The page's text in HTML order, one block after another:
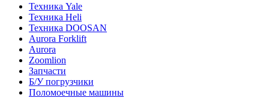
Техника Yale
Техника Heli
Техника DOOSAN
Aurora Forklift
Aurora
Zoomlion
Запчасти
Б/У погрузчики
Поломоечные машины